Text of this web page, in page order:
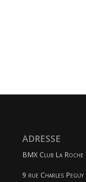
ADRESSE
BMX Club La
9 rue Charles Peguy